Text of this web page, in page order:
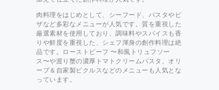
肉料理をはじめとして、シーフード、パスタやピ
ザなど多彩なメニューが人気です。質を重視した
厳選素材を使用しており、調味料やスパイスも香
りや鮮度を重視した、シェフ渾身の創作料理は絶
品です。ローストビーフ 〜和風トリュフソー
ス〜や渡り蟹の濃厚トマトクリームパスタ、オリ
ーブ＆自家製ピクルスなどのメニューも人気とな
っています。